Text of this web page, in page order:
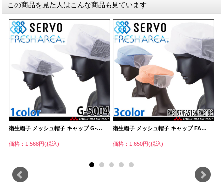
この商品を見た人はこんな商品も見ています
衛生帽子 メッシュ帽子 キャップ G-…
価格：1,568円(税込)
衛生帽子 メッシュ帽子 キャップ FA…
価格：1,650円(税込)